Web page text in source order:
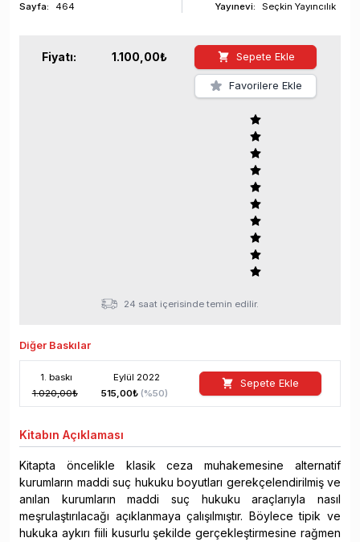
Sayfa: 464
Yayınevi:
Seçkin Yayıncılık
Fiyatı: 1.100,00₺ Sepete Ekle
Favorilere Ekle
24 saat içerisinde temin edilir.
Diğer Baskılar
1. baskı Eylül 2022
1.020,00₺ 515,00₺ (%50)
Sepete Ekle
Kitabın Açıklaması
Kitapta öncelikle klasik ceza muhakemesine alternatif
kurumların maddi suç hukuku boyutları gerekçelendirilmiş ve
anılan kurumların maddi suç hukuku araçlarıyla nasıl
meşrulaştırılacağı açıklanmaya çalışılmıştır. Böylece tipik ve
hukuka aykırı fiili kusurlu şekilde gerçekleştirmesine rağmen